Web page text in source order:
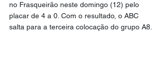
no Frasqueirão neste domingo (12) pelo
placar de 4 a 0. Com o resultado, o ABC
salta para a terceira colocação do grupo A8.